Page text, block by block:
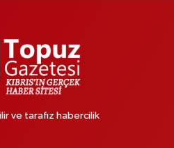
ve tarafız habercilik